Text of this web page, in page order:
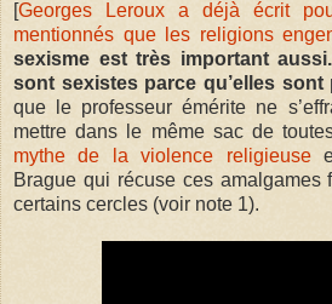
Georges Leroux a déjà écrit
mentionnés que les religions
sexisme est très important
sont sexistes parce qu’elles sont
que le professeur émérite ne
mettre dans le même sac de
mythe de la violence religieuse
Brague qui récuse ces
certains cercles (voir note 1).